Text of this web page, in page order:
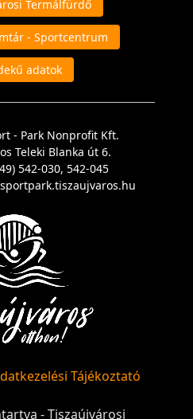
Termálfürdő
- Sportcentrum
adatok
- Park Nonprofit Kft.
Teleki Blanka út 6.
542-030, 542-045
Tájékoztató
- Tiszaújvárosi